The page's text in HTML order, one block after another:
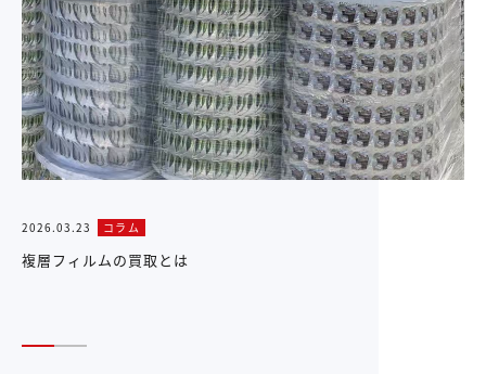
2026.03.23 コラム
複層フィルムの買取とは